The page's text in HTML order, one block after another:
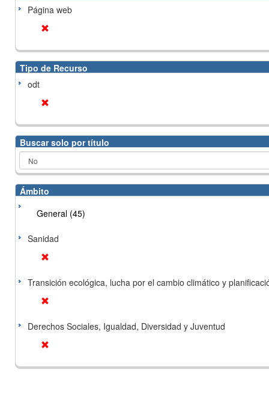
Página web
Tipo de Recurso
odt
Buscar solo por título
Ámbito
General (45)
Sanidad
Transición ecológica, lucha por el cambio climático y
Derechos Sociales, Igualdad, Diversidad y Juventud